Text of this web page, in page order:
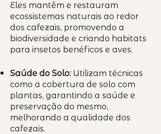
Eles mantêm e restauram
ecossistemas naturais ao redor
dos cafezais, promovendo a
biodiversidade e criando habitats
para insetos benéficos e aves.
Saúde do Solo: Utilizam técnicas
como a cobertura de solo com
plantas, garantindo a saúde e
preservação do mesmo,
melhorando a qualidade dos
cafezais.